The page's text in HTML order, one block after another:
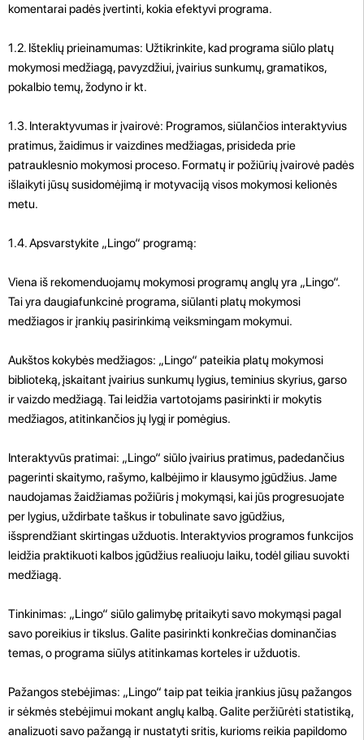
komentarai padės įvertinti, kokia efektyvi programa.
1.2. Išteklių prieinamumas: Užtikrinkite, kad programa siūlo platų
mokymosi medžiagą, pavyzdžiui, įvairius sunkumų, gramatikos,
pokalbio temų, žodyno ir kt.
1.3. Interaktyvumas ir įvairovė: Programos, siūlančios interaktyvius
pratimus, žaidimus ir vaizdines medžiagas, prisideda prie
patrauklesnio mokymosi proceso. Formatų ir požiūrių įvairovė padės
išlaikyti jūsų susidomėjimą ir motyvaciją visos mokymosi kelionės
metu.
1.4. Apsvarstykite „Lingo“ programą:
Viena iš rekomenduojamų mokymosi programų anglų yra „Lingo“.
Tai yra daugiafunkcinė programa, siūlanti platų mokymosi
medžiagos ir įrankių pasirinkimą veiksmingam mokymui.
Aukštos kokybės medžiagos: „Lingo“ pateikia platų mokymosi
biblioteką, įskaitant įvairius sunkumų lygius, teminius skyrius, garso
ir vaizdo medžiagą. Tai leidžia vartotojams pasirinkti ir mokytis
medžiagos, atitinkančios jų lygį ir pomėgius.
Interaktyvūs pratimai: „Lingo“ siūlo įvairius pratimus, padedančius
pagerinti skaitymo, rašymo, kalbėjimo ir klausymo įgūdžius. Jame
naudojamas žaidžiamas požiūris į mokymąsi, kai jūs progresuojate
per lygius, uždirbate taškus ir tobulinate savo įgūdžius,
išsprendžiant skirtingas užduotis. Interaktyvios programos funkcijos
leidžia praktikuoti kalbos įgūdžius realiuoju laiku, todėl giliau suvokti
medžiagą.
Tinkinimas: „Lingo“ siūlo galimybę pritaikyti savo mokymąsi pagal
savo poreikius ir tikslus. Galite pasirinkti konkrečias dominančias
temas, o programa siūlys atitinkamas korteles ir užduotis.
Pažangos stebėjimas: „Lingo“ taip pat teikia įrankius jūsų pažangos
ir sėkmės stebėjimui mokant anglų kalbą. Galite peržiūrėti statistiką,
analizuoti savo pažangą ir nustatyti sritis, kurioms reikia papildomo